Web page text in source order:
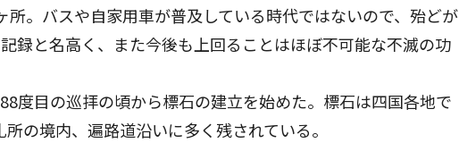
所。バスや自家用車が普及している時代ではないので、殆どが
録と名高く、また今後も上回ることはほぼ不可能な不滅の功
度目の巡拝の頃から標石の建立を始めた。標石は四国各地で
の境内、遍路道沿いに多く残されている。